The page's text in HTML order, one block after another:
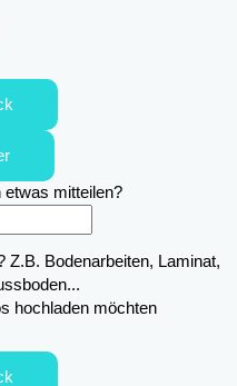
etwas mitteilen?
Z.B. Bodenarbeiten, Laminat,
hochladen möchten